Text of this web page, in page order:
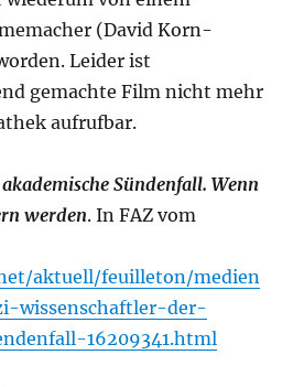
(David Korn-
Leider ist
gemachte Film nicht mehr
aufrufbar.
Sündenfall. Wenn
werden. In FAZ vom
aktuell/feuilleton/medien
wissenschaftler-der-
16209341.html